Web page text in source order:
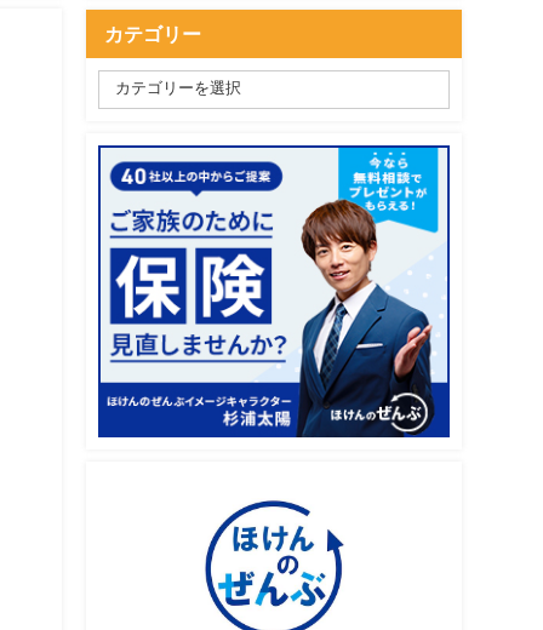
カテゴリー